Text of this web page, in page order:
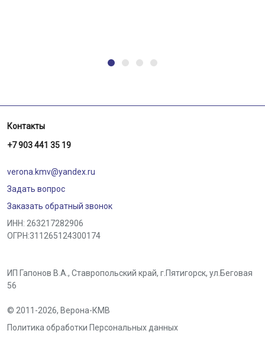
Контакты
+7 903 441 35 19
verona.kmv@yandex.ru
Задать вопрос
Заказать обратный звонок
ИНН: 263217282906
ОГРН:311265124300174
ИП Гапонов В.А., Ставропольский край, г.Пятигорск, ул.Беговая
56
© 2011-2026, Верона-КМВ
Политика обработки Персональных данных